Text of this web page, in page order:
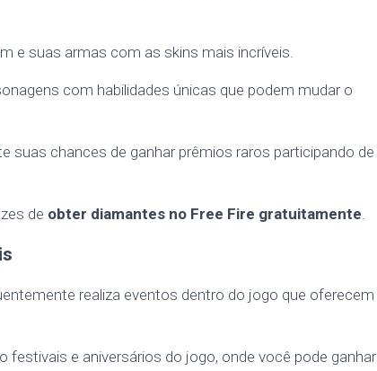
e suas armas com as skins mais incríveis.
com habilidades únicas que podem mudar o
suas chances de ganhar prêmios raros participando de
de obter diamantes no Free Fire gratuitamente.
realiza eventos dentro do jogo que oferecem
festivais e aniversários do jogo, onde você pode ganhar